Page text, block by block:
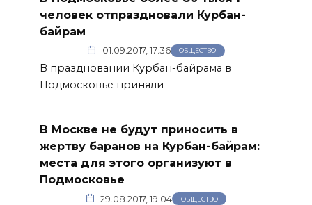
человек отпраздновали Курбан-
байрам
01.09.2017, 17:36 ОБЩЕСТВО
В праздновании Курбан-байрама в
Подмосковье приняли
В Москве не будут приносить в
жертву баранов на Курбан-байрам:
места для этого организуют в
Подмосковье
29.08.2017, 19:04 ОБЩЕСТВО